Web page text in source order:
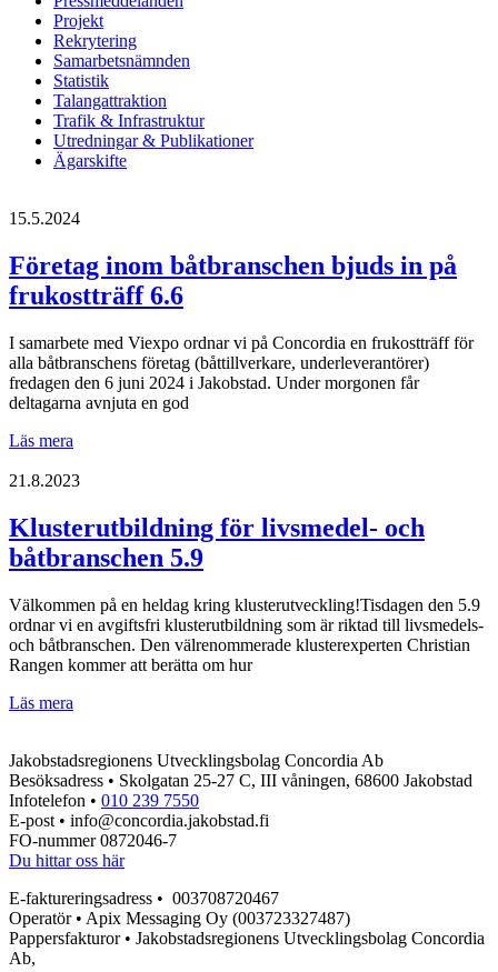
Projekt
Rekrytering
Samarbetsnämnden
Statistik
Talangattraktion
Trafik & Infrastruktur
Utredningar & Publikationer
Ägarskifte
15.5.2024
Företag inom båtbranschen bjuds in på
frukostträff 6.6
I samarbete med Viexpo ordnar vi på Concordia en frukostträff för
alla båtbranschens företag (båttillverkare, underleverantörer)
fredagen den 6 juni 2024 i Jakobstad. Under morgonen får
deltagarna avnjuta en god
Läs mera
båtbranschen
på
frukostträff
21.8.2023
Klusterutbildning för livsmedel- och
båtbranschen 5.9
Välkommen på en heldag kring klusterutveckling!Tisdagen den 5.9
ordnar vi en avgiftsfri klusterutbildning som är riktad till livsmedels-
och båtbranschen. Den välrenommerade klusterexperten Christian
Rangen kommer att berätta om hur
Läs mera
och
båtbranschen
5.9
Jakobstadsregionens Utvecklingsbolag Concordia Ab
Besöksadress • Skolgatan 25-27 C, III våningen, 68600 Jakobstad
Infotelefon • 010 239 7550
E-post • info@concordia.jakobstad.fi
FO-nummer 0872046-7
Du hittar oss här
E-faktureringsadress • 003708720467
Operatör • Apix Messaging Oy (003723327487)
Pappersfakturor • Jakobstadsregionens Utvecklingsbolag Concordia
Ab,